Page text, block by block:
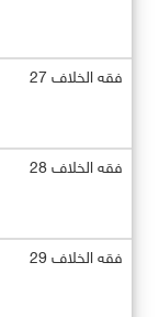
فقه الخلاف 27
فقه الخلاف 28
فقه الخلاف 29